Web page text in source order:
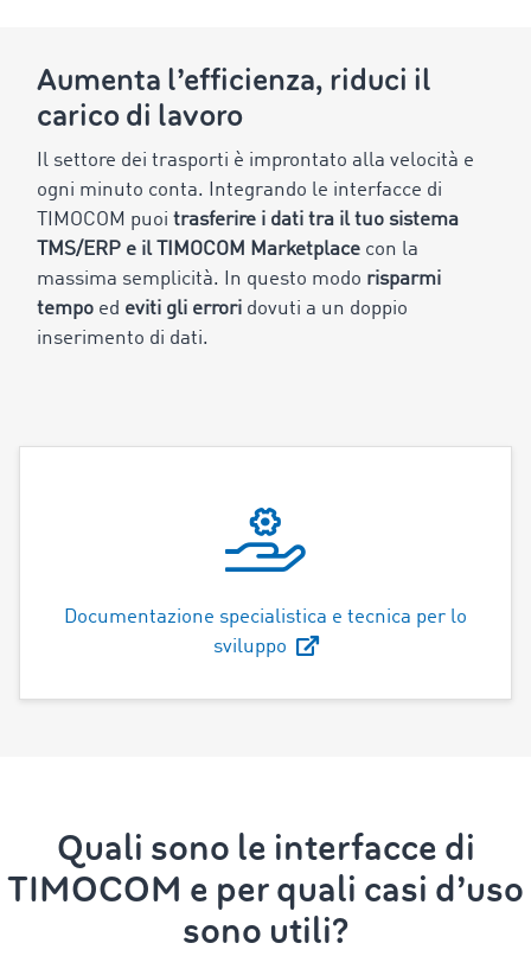
Aumenta l’efficienza, riduci il
carico di lavoro
Il settore dei trasporti è improntato alla velocità e
ogni minuto conta. Integrando le interfacce di
TIMOCOM puoi trasferire i dati tra il tuo sistema
TMS/ERP e il TIMOCOM Marketplace con la
massima semplicità. In questo modo risparmi
tempo ed eviti gli errori dovuti a un doppio
inserimento di dati.
Documentazione specialistica e tecnica per lo
sviluppo
Quali sono le interfacce di
TIMOCOM e per quali casi d’uso
sono utili?